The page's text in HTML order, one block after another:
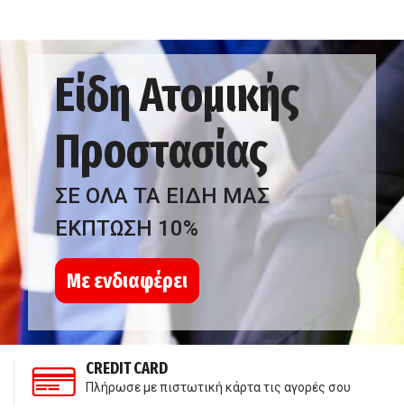
Είδη Ατομικής
Προστασίας
ΣΕ ΟΛΑ ΤΑ ΕΙΔΗ ΜΑΣ
ΕΚΠΤΩΣΗ 10%
Με ενδιαφέρει
CREDIT CARD
Πλήρωσε με πιστωτική κάρτα τις αγορές σου